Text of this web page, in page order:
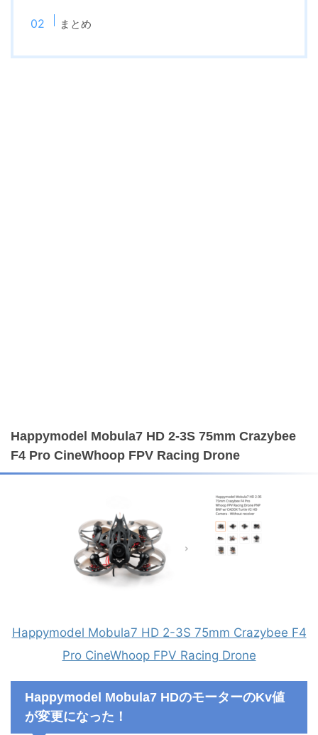
まとめ
Happymodel Mobula7 HD 2-3S 75mm Crazybee
F4 Pro CineWhoop FPV Racing Drone
Happymodel Mobula7 HD 2-3S 75mm Crazybee F4
Pro CineWhoop FPV Racing Drone
Happymodel Mobula7 HDのモーターのKv値
が変更になった！